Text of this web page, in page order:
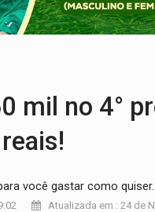
esclarece 'erro de
mil no 4°
você gastar como quiser.
Atualizada em : 24 de